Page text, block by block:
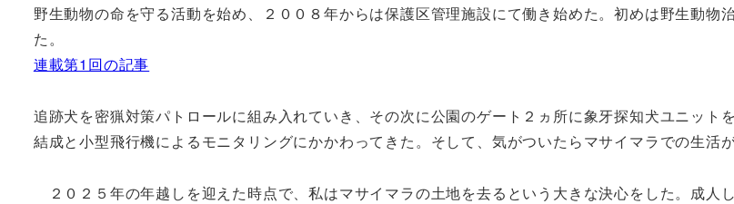
野生動物の命を守る活動を始め、２００８年からは保護区管理施設にて働き始めた。初めは野生動
た。
連載第1回の記事
追跡犬を密猟対策パトロールに組み入れていき、その次に公園のゲート２ヵ所に象牙探知犬ユニット
結成と小型飛行機によるモニタリングにかかわってきた。そして、気がついたらマサイマラでの生活
２０２５年の年越しを迎えた時点で、私はマサイマラの土地を去るという大きな決心をした。成人